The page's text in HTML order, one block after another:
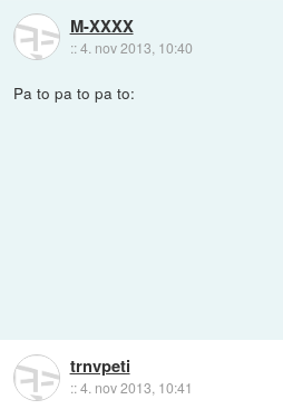
M-XXXX
::4. nov 2013, 10:40
Pa to pa to pa to:
trnvpeti
::4. nov 2013, 10:41